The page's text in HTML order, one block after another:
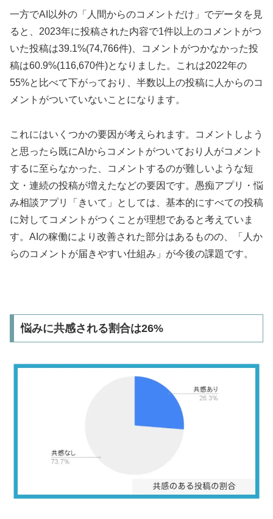
一方でAI以外の「人間からのコメントだけ」でデータを見
ると、2023年に投稿された内容で1件以上のコメントがつ
いた投稿は39.1%(74,766件)、コメントがつかなかった投
稿は60.9%(116,670件)となりました。これは2022年の
55%と比べて下がっており、半数以上の投稿に人からのコ
メントがついていないことになります。
これにはいくつかの要因が考えられます。コメントしよう
と思ったら既にAIからコメントがついており人がコメント
するに至らなかった、コメントするのが難しいような短
文・連続の投稿が増えたなどの要因です。愚痴アプリ・悩
み相談アプリ「きいて」としては、基本的にすべての投稿
に対してコメントがつくことが理想であると考えていま
す。AIの稼働により改善された部分はあるものの、「人か
らのコメントが届きやすい仕組み」が今後の課題です。
悩みに共感される割合は26%